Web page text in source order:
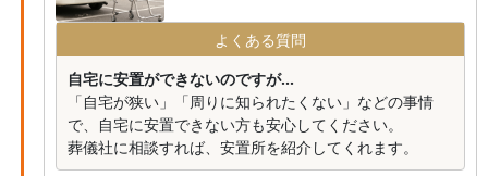
よくある質問
自宅に安置ができないのですが...
「自宅が狭い」「周りに知られたくない」などの事情
で、自宅に安置できない方も安心してください。
葬儀社に相談すれば、安置所を紹介してくれます。